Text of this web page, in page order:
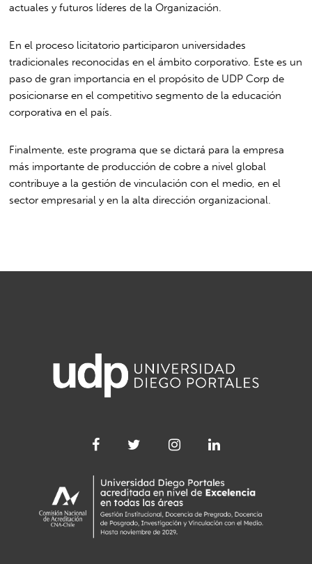
actuales y futuros líderes de la Organización.
En el proceso licitatorio participaron universidades
tradicionales reconocidas en el ámbito corporativo. Este es un
paso de gran importancia en el propósito de UDP Corp de
posicionarse en el competitivo segmento de la educación
corporativa en el país.
Finalmente, este programa que se dictará para la empresa
más importante de producción de cobre a nivel global
contribuye a la gestión de vinculación con el medio, en el
sector empresarial y en la alta dirección organizacional.